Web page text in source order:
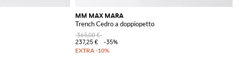
MM MAX MARA
Trench Cedro a doppiopetto
365,00 €
237,25 €
-35%